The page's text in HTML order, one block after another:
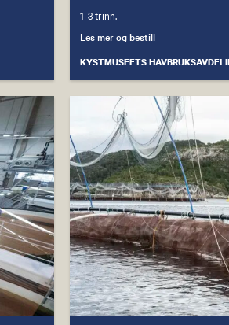
1-3 trinn.
Les mer og bestill
KYSTMUSEETS